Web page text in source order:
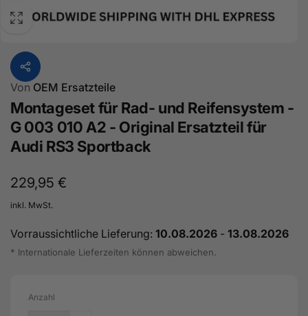
Von OEM Ersatzteile
Montageset für Rad- und Reifensystem -
G 003 010 A2 - Original Ersatzteil für
Audi RS3 Sportback
Normaler
Preis
229,95 €
inkl. MwSt.
Vorraussichtliche Lieferung: 10.08.2026 - 13.08.2026
* Internationale Lieferzeiten können abweichen.
Anzahl